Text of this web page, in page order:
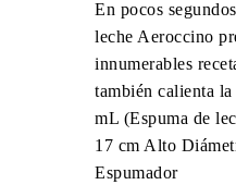
En pocos
leche Aeroccino
innumerables
también calienta
mL (Espuma de
17 cm Alto
Espumador